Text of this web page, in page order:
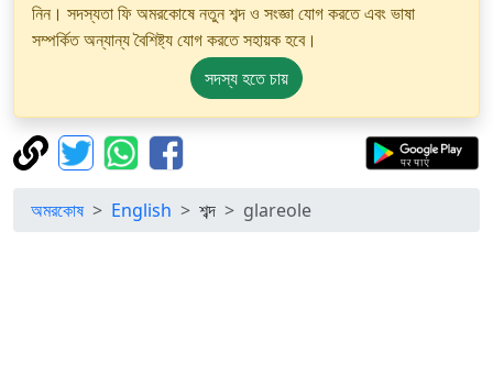
নিন। সদস্যতা ফি অমরকোষে নতুন শব্দ ও সংজ্ঞা যোগ করতে এবং ভাষা
সম্পর্কিত অন্যান্য বৈশিষ্ট্য যোগ করতে সহায়ক হবে।
সদস্য হতে চায়
অমরকোষ English শব্দ glareole